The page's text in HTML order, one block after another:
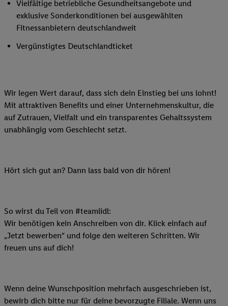
Vielfältige betriebliche Gesundheitsangebote und
exklusive Sonderkonditionen bei ausgewählten
Fitnessanbietern deutschlandweit
Vergünstigtes Deutschlandticket
Wir legen Wert darauf, dass sich dein Einstieg bei uns lohnt!
Mit attraktiven Benefits und einer Unternehmenskultur, die
auf Zutrauen, Vielfalt und ein transparentes Gehaltssystem
unabhängig vom Geschlecht setzt.
Hört sich gut an? Dann lass bald von dir hören!
So wirst du Teil von #teamlidl:
Wir benötigen kein Anschreiben von dir. Klick einfach auf
„Jetzt bewerben“ und folge den weiteren Schritten. Wir
freuen uns auf dich!
Wenn deine Wunschposition mehrfach ausgeschrieben ist,
bewirb dich bitte nur für deine bevorzugte Filiale. Wenn uns